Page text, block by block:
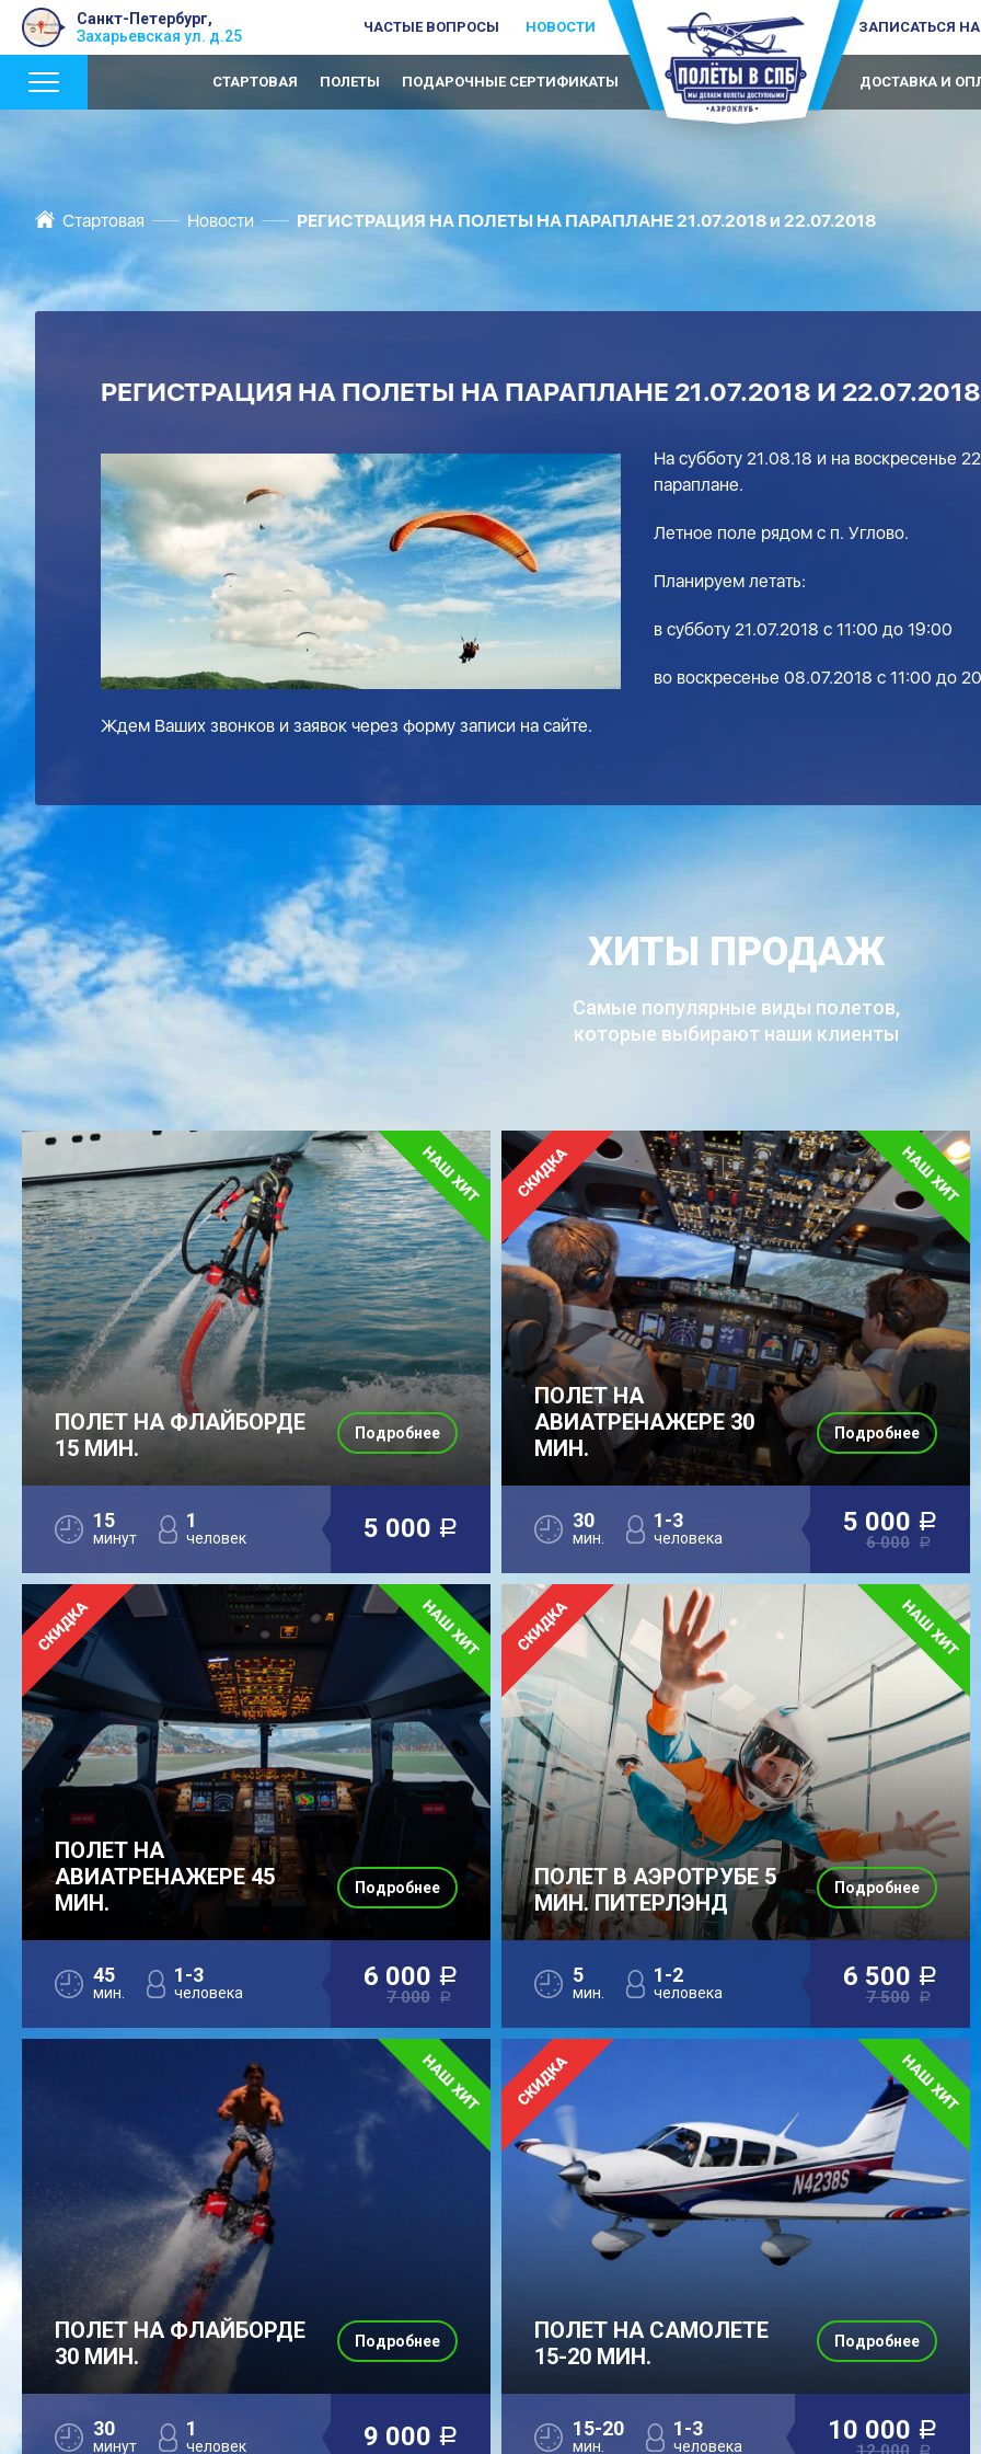
Санкт-Петербург,
Захарьевская ул. д.25
ЧАСТЫЕ ВОПРОСЫ НОВОСТИ ЗАПИСАТЬСЯ
СТАРТОВАЯ ПОЛЕТЫ ПОДАРОЧНЫЕ СЕРТИФИКАТЫ ДОСТАВКА И
Стартовая Новости РЕГИСТРАЦИЯ НА ПОЛЕТЫ НА ПАРАПЛАНЕ 21.07.2018 и 22.07.2018
РЕГИСТРАЦИЯ НА ПОЛЕТЫ НА ПАРАПЛАНЕ 21.07.2018 И 22.07.2018
На субботу 21.08.18 и на воскресенье
параплане.
Летное поле рядом с п. Углово.
Планируем летать:
в субботу 21.07.2018 с 11:00 до 19:00
во воскресенье 08.07.2018 с 11:00 до
Ждем Ваших звонков и заявок через форму записи на сайте.
ХИТЫ ПРОДАЖ
Самые популярные виды полетов,
которые выбирают наши клиенты
ПОЛЕТ НА ФЛАЙБОРДЕ
15 МИН.
15
минут
1
человек 5 000 a
Подробнее
ПОЛЕТ НА
АВИАТРЕНАЖЕРЕ 30
МИН.
30
мин.
1-3
человека
5 000 a
6 000 a
Подробнее
ПОЛЕТ НА
АВИАТРЕНАЖЕРЕ 45
МИН.
45
мин.
1-3
человека
6 000 a
7 000 a
Подробнее
ПОЛЕТ В АЭРОТРУБЕ 5
МИН. ПИТЕРЛЭНД
5
мин.
1-2
человека
6 500 a
7 500 a
Подробнее
ПОЛЕТ НА ФЛАЙБОРДЕ
30 МИН.
30
минут
1
человек 9 000 a
Подробнее
ПОЛЕТ НА САМОЛЕТЕ
15-20 МИН.
15-20
мин.
1-3
человека
10 000 a
Подробнее